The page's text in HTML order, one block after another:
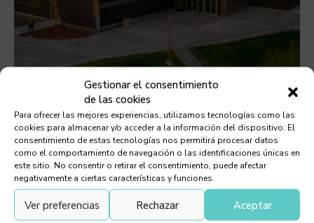
Gestionar el consentimiento
de las cookies
Para ofrecer las mejores experiencias, utilizamos tecnologías como las
cookies para almacenar y/o acceder a la información del dispositivo. El
consentimiento de estas tecnologías nos permitirá procesar datos
como el comportamiento de navegación o las identificaciones únicas en
este sitio. No consentir o retirar el consentimiento, puede afectar
negativamente a ciertas características y funciones.
Aceptar
Rechazar
Ver preferencias
Architecture and design
Bio-printed buildings